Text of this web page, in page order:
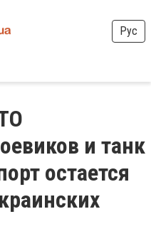
Рус
и танк
остается